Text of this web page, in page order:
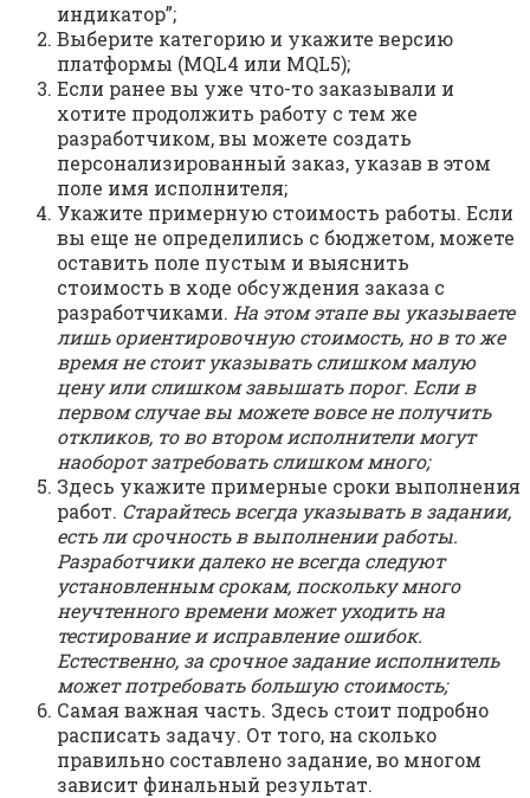
индикатор”;
Выберите категорию и укажите версию
платформы (MQL4 или MQL5);
Если ранее вы уже что-то заказывали и
хотите продолжить работу с тем же
разработчиком, вы можете создать
персонализированный заказ, указав в этом
поле имя исполнителя;
Укажите примерную стоимость работы. Если
вы еще не определились с бюджетом, можете
оставить поле пустым и выяснить
стоимость в ходе обсуждения заказа с
разработчиками. На этом этапе вы указываете
лишь ориентировочную стоимость, но в то же
время не стоит указывать слишком малую
цену или слишком завышать порог. Если в
первом случае вы можете вовсе не получить
откликов, то во втором исполнители могут
наоборот затребовать слишком много;
Здесь укажите примерные сроки выполнения
работ. Старайтесь всегда указывать в задании,
есть ли срочность в выполнении работы.
Разработчики далеко не всегда следуют
установленным срокам, поскольку много
неучтенного времени может уходить на
тестирование и исправление ошибок.
Естественно, за срочное задание исполнитель
может потребовать большую стоимость;
Самая важная часть. Здесь стоит подробно
расписать задачу. От того, на сколько
правильно составлено задание, во многом
зависит финальный результат.